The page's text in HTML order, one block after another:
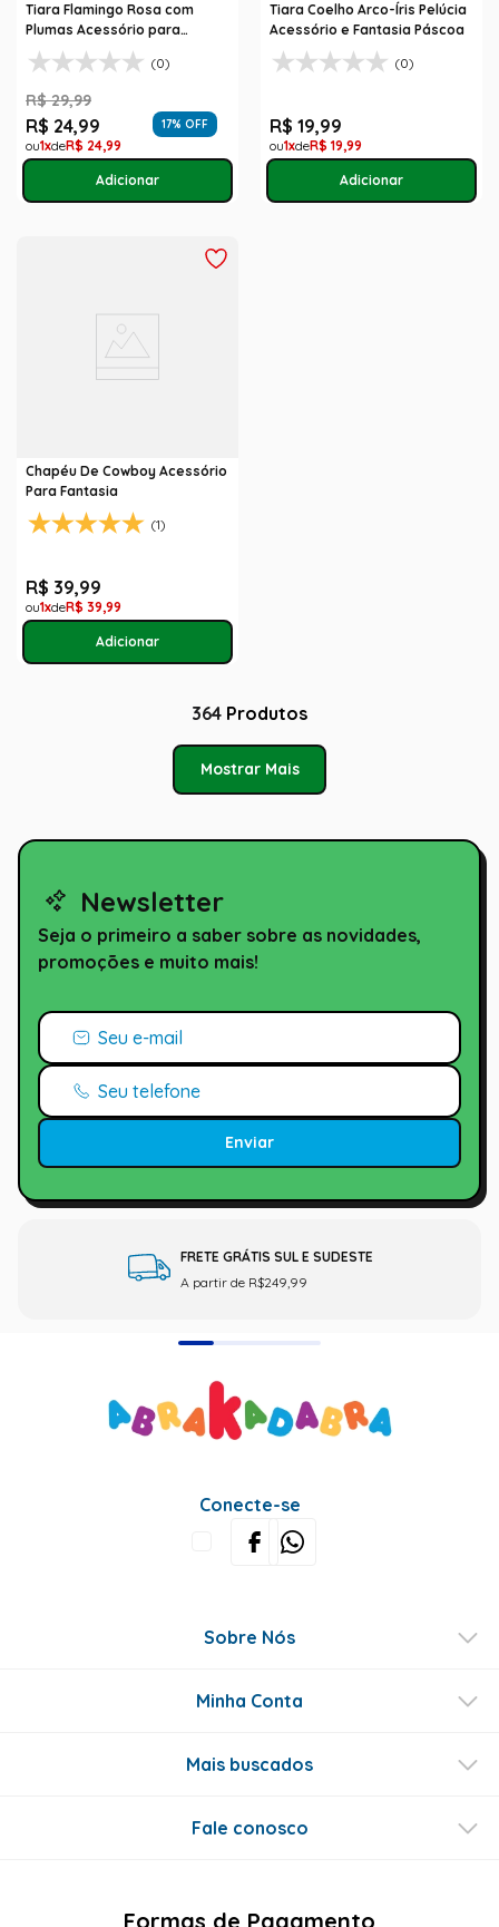
Tiara Flamingo Rosa com
Plumas Acessório para
Carnaval
(0)
R$ 29,99
R$ 24,99 17% OFF
1 R$ 24,99
Tiara Coelho Arco-Íris Pelúcia
Acessório e Fantasia Páscoa
(0)
R$ 19,99
1 R$ 19,99
Chapéu De Cowboy Acessório
Para Fantasia
(1)
R$ 39,99
1 R$ 39,99
364 Produtos
Mostrar Mais
Newsletter
Seja o primeiro a saber sobre as novidades,
promoções e muito mais!
Enviar
FRETE GRÁTIS SUL E SUDESTE
A partir de R$249,99
Conecte-se
Sobre Nós
Minha Conta
Mais buscados
Fale conosco
Formas de Pagamento